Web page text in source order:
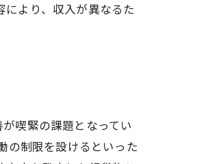
より、収入が異なるた
喫緊の課題となってい
の制限を設けるといった